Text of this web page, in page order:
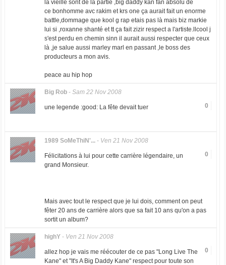
la vieille sont de la partie ,big daddy kan fan absolu de
ce bonhomme avc rakim et krs one ça aurait fait un enorme
battle,dommage que kool g rap etais pas là mais biz markie
lui si ,roxanne shanté et tt ça fait zizir respect a l'artiste.llcool j
s'est perdu en chemin sinn il aurait aussi respecter que ceux
là ,je salue aussi marley marl en passant ,le boss des
producteurs a mon avis.
peace au hip hop
Big Rob- Sam 22 Nov 2008
0
une legende :good: La fête devait tuer
1989 SoMeThiN'...- Ven 21 Nov 2008
0
Félicitations à lui pour cette carrière légendaire, un
grand Monsieur.
Mais avec tout le respect que je lui dois, comment on peut
fêter 20 ans de carrière alors que sa fait 10 ans qu'on a pas
sortit un album?
highY- Ven 21 Nov 2008
0
allez hop je vais me réécouter de ce pas "Long Live The
Kane" et "It's A Big Daddy Kane" respect pour toute son